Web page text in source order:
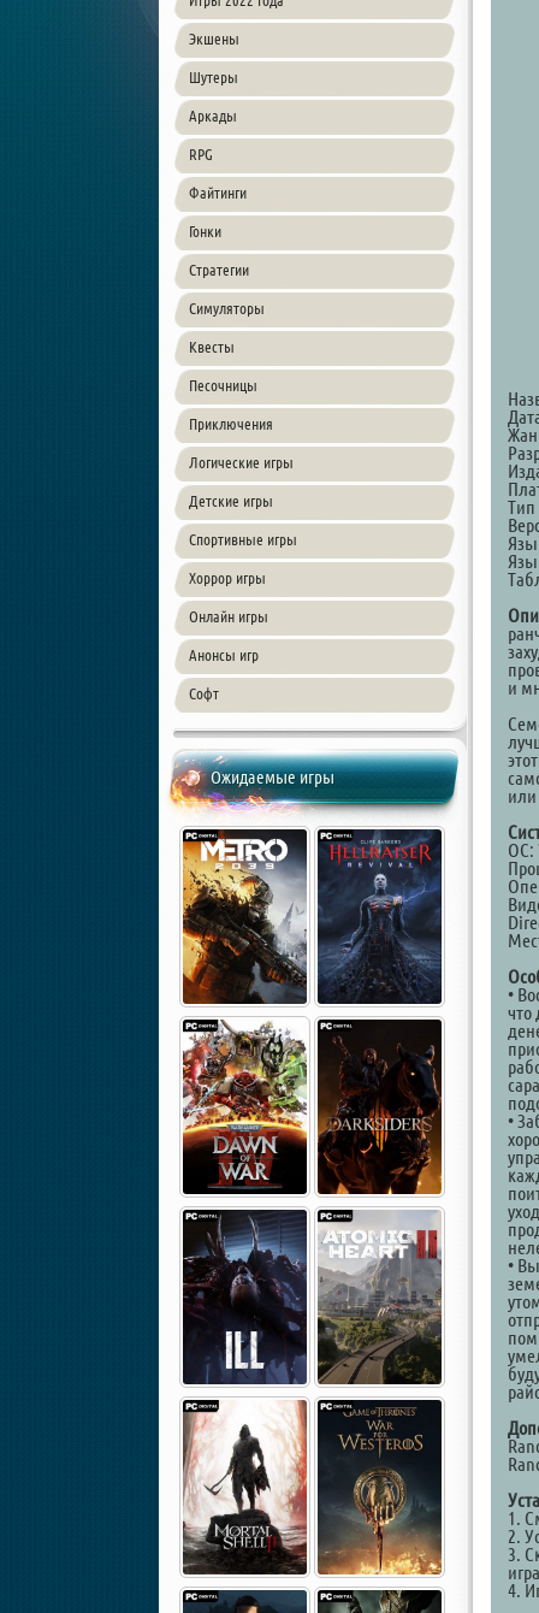
Экшены
Шутеры
Аркады
RPG
Файтинги
Гонки
Стратегии
Симуляторы
Квесты
Песочницы
Приключения
Логические игры
Детские игры
Спортивные игры
Хоррор игры
Онлайн игры
Анонсы игр
Софт
Ожидаемые игры
Тип
и
или
ОС:
•
что
•
•
1.
2.
3.
игра
4.